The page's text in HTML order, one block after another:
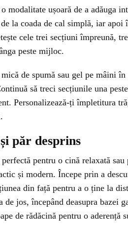
modalitate ușoară de a adăuga
la coada de cal simplă, iar
cele trei secțiuni împreună,
peste mijloc.
de spumă sau gel pe mâini
să treci secțiunile una
Personalizează-ți împletitura
păr desprins
pentru o cină relaxată
și modern. Începe prin a
din față pentru a o ține la
de jos, începând deasupra bazei
de rădăcină pentru o aderență